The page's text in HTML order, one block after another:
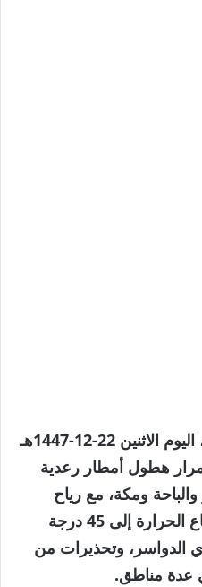
توقّع المركز الوطني للأرصاد، اليوم الاثنين 22-12-1447هـ
2026م، استمرار هطول أمطار رعدية
ومكة، مع رياح
نشطة على 10 مناطق وارتفاع الحرارة إلى 45 درجة
الدواسر، وتحذيرات من
عدة مناطق.